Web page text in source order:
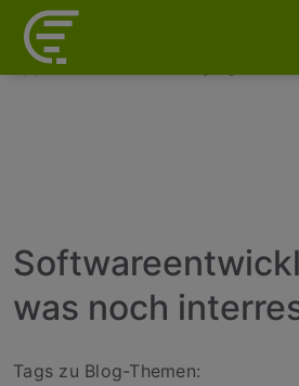
<--! Event snippet for
Event snippet for E-Mail-Adresse
snippet for Kontaktanfrage gesendet
was noch
Tags zu Blog-Themen: